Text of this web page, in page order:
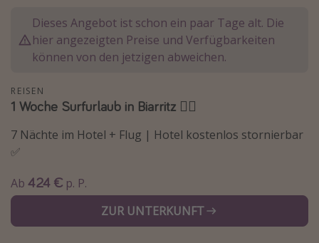
Krabi Urlaub
Tulum Urlaub
Japan Rundreise
Reisethemen
Wellnessurlaub
Dieses Angebot ist schon ein paar Tage alt. Die
hier angezeigten Preise und Verfügbarkeiten
können von den jetzigen abweichen.
REISEN
1 Woche Surfurlaub in Biarritz 🏄‍♀️
7 Nächte im Hotel + Flug | Hotel kostenlos stornierbar
✅
Ab 424 € p. P.
ZUR UNTERKUNFT